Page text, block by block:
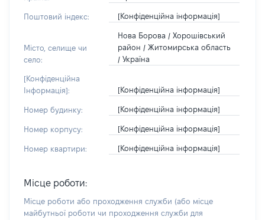
Поштовий індекс: [Конфіденційна інформація]
Місто, селище чи
село:
Нова Борова / Хорошівський
район / Житомирська область
/ Україна
[Конфіденційна
Інформація]:
[Конфіденційна інформація]
Номер будинку: [Конфіденційна інформація]
Номер корпусу: [Конфіденційна інформація]
Номер квартири: [Конфіденційна інформація]
Місце роботи:
Місце роботи або проходження служби (або місце
майбутньої роботи чи проходження служби для